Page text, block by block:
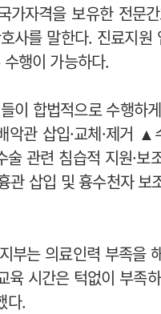
가자격을 보유한 전문
사를 말한다. 진료지
행이 가능하다.
이 합법적으로 수행
관 삽입·교체·제거 ▲
관련 침습적 지원·
삽입 및 흉수천자 보
부는 의료인력 부족을
육 시간은 턱없이 부족
다.